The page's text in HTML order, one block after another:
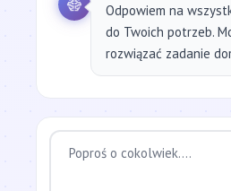
Odpowiem na
do Twoich potrzeb.
rozwiązać zadanie